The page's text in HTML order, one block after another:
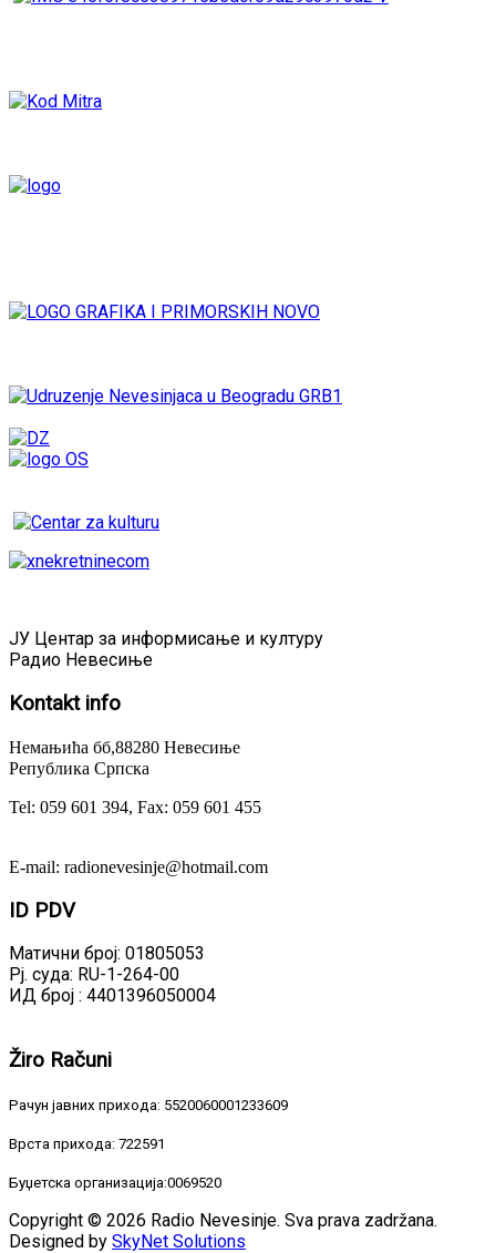
ЈУ Центар за информисање и културу
Радио Невесиње
Kontaktinfo
Немањића бб,88280 Невесиње
Република Српска
Tel: 059 601 394, Fax: 059 601 455
E-mail: radionevesinje@hotmail.com
ID PDV
Матични број: 01805053
Рј. суда: RU-1-264-00
ИД број : 4401396050004
Žiro Računi
Рачун јавних прихода: 5520060001233609
Врста прихода: 722591
Буџетска организација:0069520
Copyright © 2026 Radio Nevesinje. Sva prava zadržana.
Designed by SkyNet Solutions